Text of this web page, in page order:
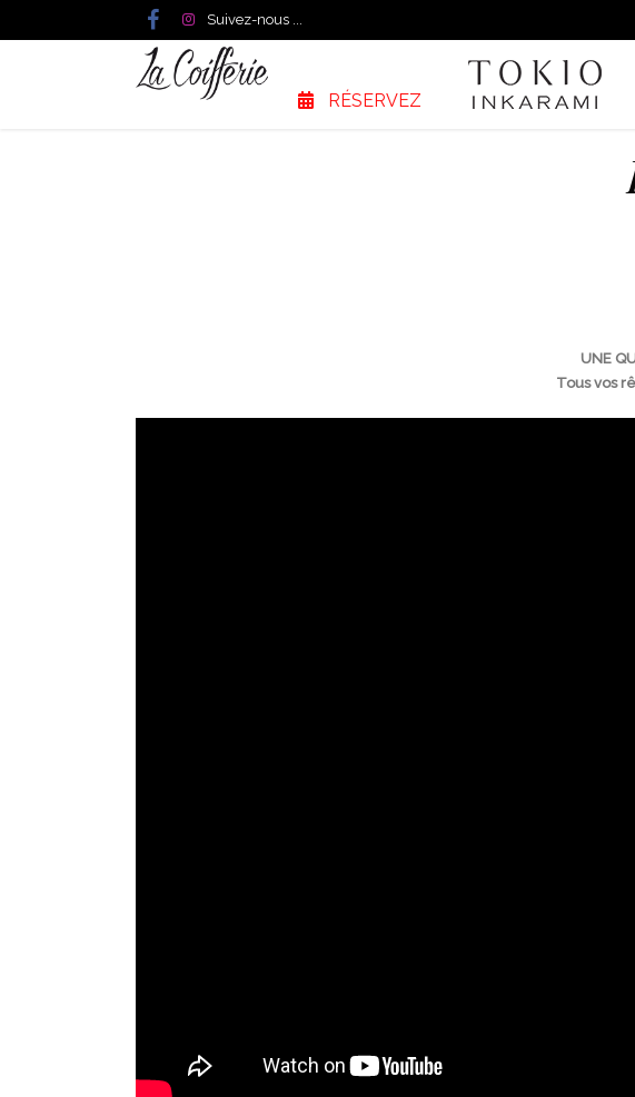
Suivez-nous ...
RÉSERVEZ
UNE
Tous vos